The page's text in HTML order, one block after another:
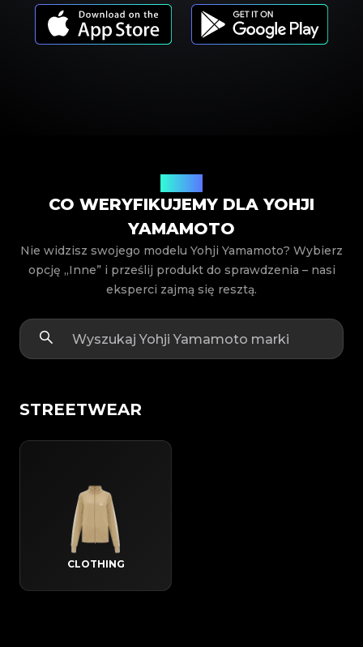
CO WERYFIKUJEMY DLA YOHJI
YAMAMOTO
Nie widzisz swojego modelu Yohji Yamamoto? Wybierz
opcję „Inne” i prześlij produkt do sprawdzenia – nasi
eksperci zajmą się resztą.
STREETWEAR
CLOTHING